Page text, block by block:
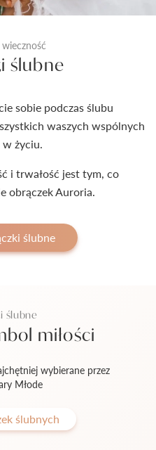
ślubne
sobie podczas ślubu
waszych wspólnych
życiu.
i trwałość jest tym, co
obrączek Auroria.
ślubne
ślubne
miłości
wybierane przez
Młode
ślubnych